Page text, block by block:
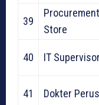
39
Store
40 IT Supervisor
41 Dokter